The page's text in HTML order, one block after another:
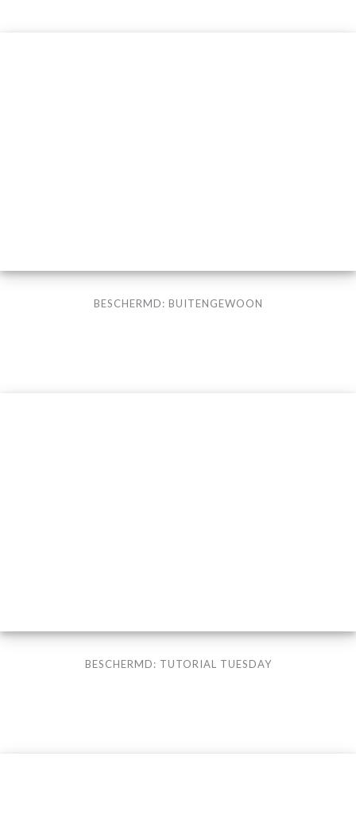
BESCHERMD: BUITENGEWOON
BESCHERMD: TUTORIAL TUESDAY